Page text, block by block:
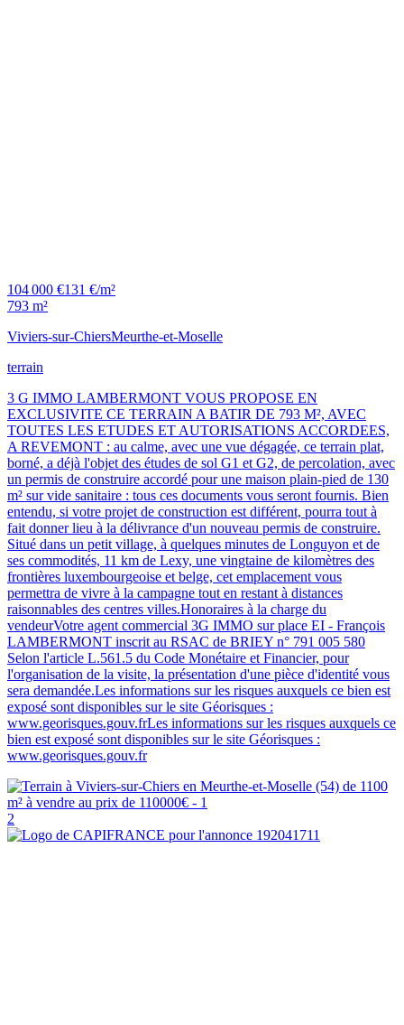
104 000 €131 €/m²
793 m²
Viviers-sur-ChiersMeurthe-et-Moselle
terrain
3 G IMMO LAMBERMONT VOUS PROPOSE EN
EXCLUSIVITE CE TERRAIN A BATIR DE 793 M², AVEC
TOUTES LES ETUDES ET AUTORISATIONS ACCORDEES,
A REVEMONT : au calme, avec une vue dégagée, ce terrain plat,
borné, a déjà l'objet des études de sol G1 et G2, de percolation, avec
un permis de construire accordé pour une maison plain-pied de 130
m² sur vide sanitaire : tous ces documents vous seront fournis. Bien
entendu, si votre projet de construction est différent, pourra tout à
fait donner lieu à la délivrance d'un nouveau permis de construire.
Situé dans un petit village, à quelques minutes de Longuyon et de
ses commodités, 11 km de Lexy, une vingtaine de kilomètres des
frontières luxembourgeoise et belge, cet emplacement vous
permettra de vivre à la campagne tout en restant à distances
raisonnables des centres villes.Honoraires à la charge du
vendeurVotre agent commercial 3G IMMO sur place EI - François
LAMBERMONT inscrit au RSAC de BRIEY n° 791 005 580
Selon l'article L.561.5 du Code Monétaire et Financier, pour
l'organisation de la visite, la présentation d'une pièce d'identité vous
sera demandée.Les informations sur les risques auxquels ce bien est
exposé sont disponibles sur le site Géorisques :
www.georisques.gouv.frLes informations sur les risques auxquels ce
bien est exposé sont disponibles sur le site Géorisques :
www.georisques.gouv.fr
2